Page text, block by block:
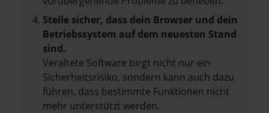
Stelle sicher, dass dein Browser und dein
Betriebssystem auf dem neuesten Stand
sind.
Veraltete Software birgt nicht nur ein
Sicherheitsrisiko, sondern kann auch dazu
führen, dass bestimmte Funktionen nicht
mehr unterstützt werden.